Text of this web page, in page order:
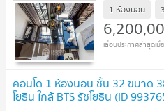
1 ห้องนอน
คอนโด 1 ห้องนอน ชั้น 32 ขนาด
โยธิน ใกล้ BTS รัชโยธิน (ID